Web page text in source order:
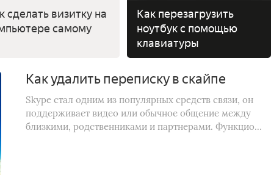
сделать визитку на
самому
Как перезагрузить
ноутбук с помощью
клавиатуры
Как удалить переписку в скайпе
Skype стал одним из популярных средств связи, он
поддерживает видео или обычное общение между
близкими, родственниками и партнерами. Функцио...